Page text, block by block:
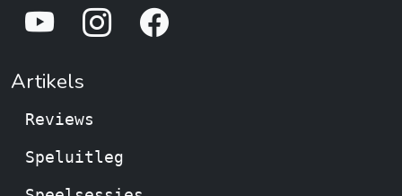
Artikels
Reviews
Speluitleg